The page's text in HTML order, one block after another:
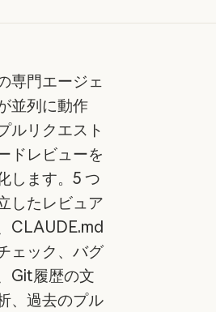
専門エージェ
並列に動作
ルリクエスト
ドレビューを
します。5 つ
したレビュア
CLAUDE.md
ェック、バグ
Git履歴の文
、過去のプル